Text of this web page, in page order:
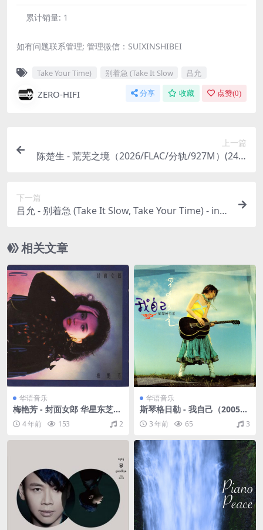
累计销量: 1
如有问题联系管理; 管理微信：SUIXINSHIBEI
Take Your Time) 别着急 (Take It Slow 吕允
ZERO-HIFI 分享 收藏 点赞(0)
上一篇
陈楚生 - 荒芜之境（2026/FLAC/分轨/927M）(24bi
下一篇
吕允 - 别着急 (Take It Slow, Take Your Time) - inst
kHz)
相关文章
华语音乐
梅艳芳 - 封面女郎 华星东芝版
1990 [WAV+CUE/整轨/465
M]4 年前 153 2
华语音乐
斯琴格日勒 - 我自己（2005/F
LAC/分轨/362M）
3 年前 65 3